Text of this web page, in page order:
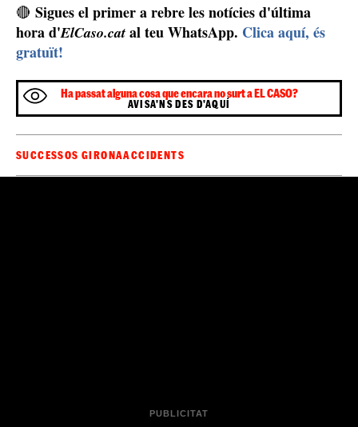
🔴 Sigues el primer a rebre les notícies d'última
hora d'ElCaso.cat al teu WhatsApp. Clica aquí, és
gratuït!
Ha passat alguna cosa que encara no surt a EL CASO?
AVISA'NS DES D'AQUÍ
SUCCESSOS GIRONAACCIDENTS